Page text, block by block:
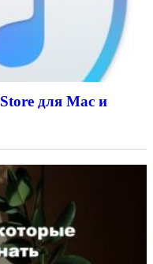
для Mac и